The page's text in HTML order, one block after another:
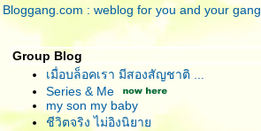
Bloggang.com : weblog for you and your gang
Group Blog
เมื่อบล็อคเรา มีสองสัญชาติ ...
Series & Me
my son my baby
ชีวิตจริง ไม่อิงนิยา